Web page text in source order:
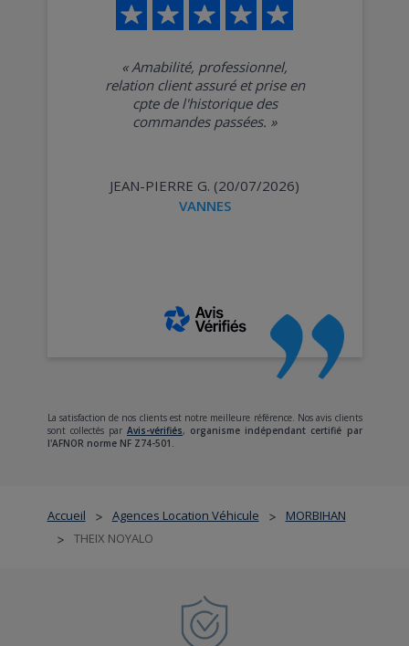
Accueil > Agences Location Véhicule > MORBIHAN
> THEIX NOYALO
« Amabilité, professionnel,
relation client assuré et prise en
cpte de l'historique des
commandes passées. »
JEAN-PIERRE G. (20/07/2026)
VANNES
La satisfaction de nos clients est notre meilleure référence. Nos avis clients
sont collectés par Avis-vérifiés, organisme indépendant certifié par
l'AFNOR norme NF Z74-501.